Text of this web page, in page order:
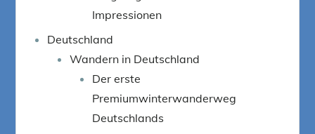
Impressionen
Deutschland
Wandern in Deutschland
Der erste
Premiumwinterwanderweg
Deutschlands